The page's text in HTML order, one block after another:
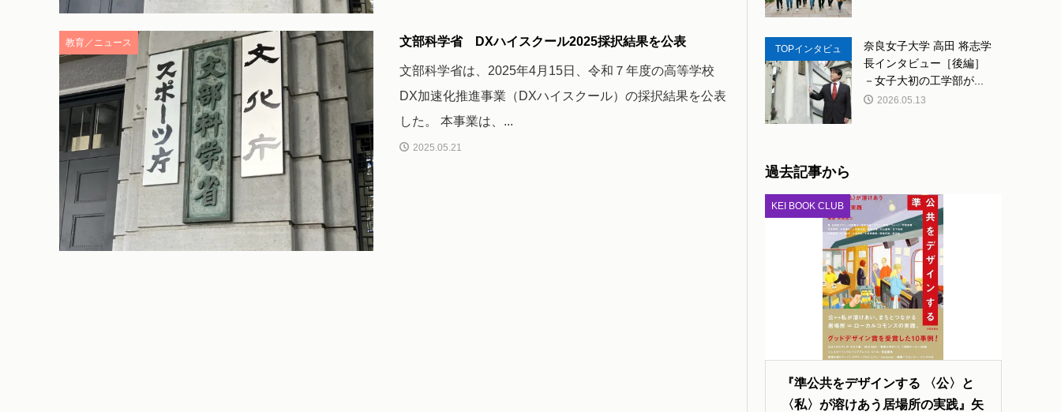
教育／ニュース 文部科学省 DXハイスクール2025採択結果を公表
文部科学省は、2025年4月15日、令和７年度の高等学校
DX加速化推進事業（DXハイスクール）の採択結果を公表
した。 本事業は、...
2025.05.21
TOPインタビュ
ー
奈良女子大学 高田 将志学
長インタビュー［後編］
－女子大初の工学部が...
2026.05.13
過去記事から
KEI BOOK CLUB
『準公共をデザインする 〈公〉と
〈私〉が溶けあう居場所の実践』矢